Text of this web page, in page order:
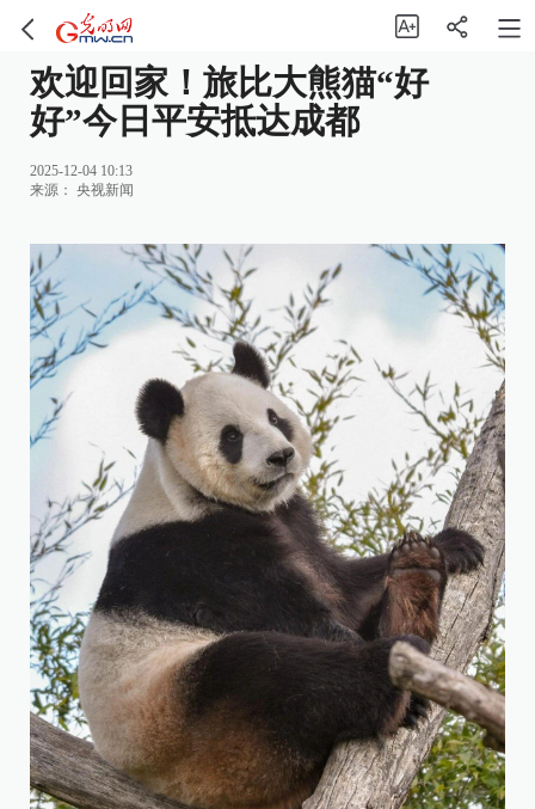
欢迎回家！旅比大熊猫“好
好”今日平安抵达成都
2025-12-04 10:13
来源： 央视新闻